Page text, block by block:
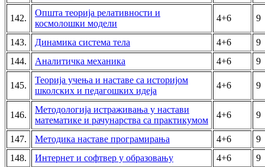
142.
Општа теорија релативности и
космолошки модели
4+6 9
143. Динамика система тела 4+6
9
144.
Аналитичка механика 4+6 9
145.
Теорија учења и наставе са историјом
школских и педагошких идеја
4+6 9
146.
Методологија истраживања у настави
математике и рачунарства са практикумом
4+6 9
147. Методика наставе програмирања 4+6
9
148.
Интернет и софтвер у образовању 4+6 9